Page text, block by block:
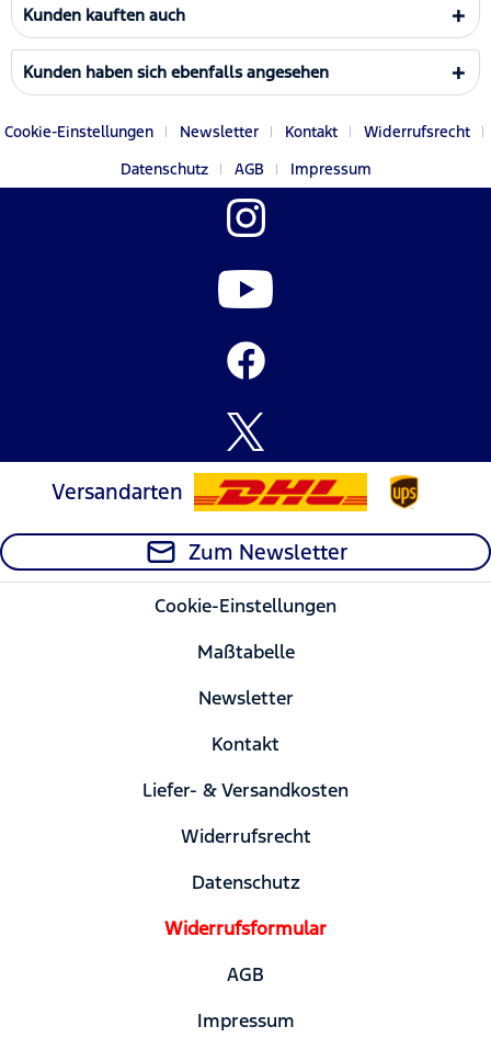
Kunden kauften auch
Kunden haben sich ebenfalls angesehen
Cookie-Einstellungen Newsletter Kontakt
Widerrufsrecht
Datenschutz
AGB Impressum
Versandarten
Zum Newsletter
Cookie-Einstellungen
Maßtabelle
Newsletter
Kontakt
Liefer- & Versandkosten
Widerrufsrecht
Datenschutz
Widerrufsformular
AGB
Impressum